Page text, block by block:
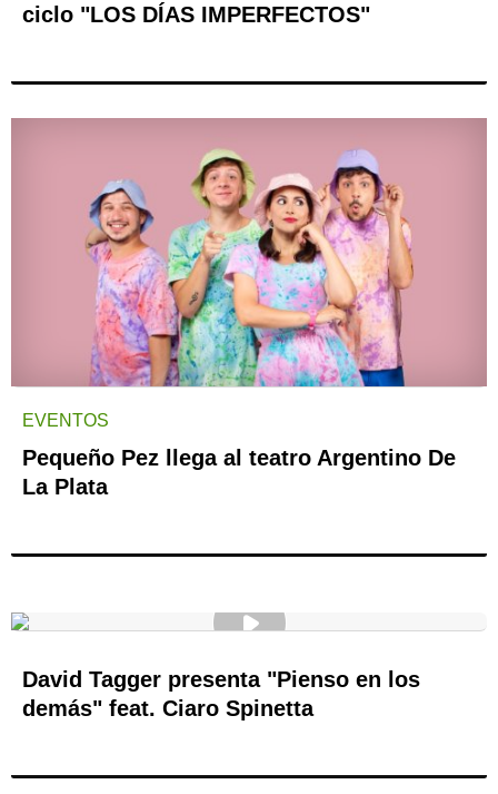
ciclo "LOS DÍAS IMPERFECTOS"
EVENTOS
Pequeño Pez llega al teatro Argentino De
La Plata
David Tagger presenta "Pienso en los
demás" feat. Ciaro Spinetta